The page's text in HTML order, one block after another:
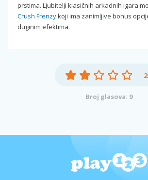
prstima. Ljubitelji klasičnih arkadnih igara
Crush Frenzykoji ima zanimljive bonus
duginim efektima.
Broj glasova: 9